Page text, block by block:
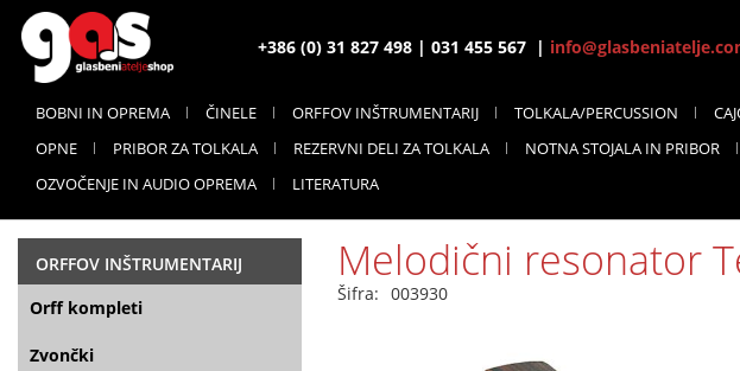
+386 (0) 31 827 498 | 031 455 567 |
BOBNI IN OPREMA ČINELE ORFFOV INŠTRUMENTARIJ TOLKALA/PERCUSSION
OPNE
PRIBOR ZA TOLKALA REZERVNI DELI ZA TOLKALA NOTNA STOJALA IN PRIBOR
OZVOČENJE IN AUDIO OPREMA
LITERATURA
ORFFOV INŠTRUMENTARIJ
Orff kompleti
Zvončki
Melodični resonator
Šifra: 003930